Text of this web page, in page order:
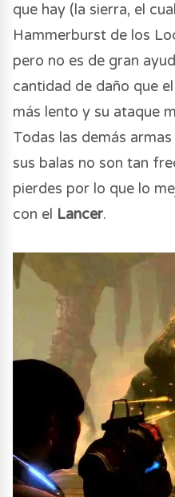
que hay (la sierra, el
Hammerburst de los
pero no es de gran
cantidad de daño que el
más lento y su ataque
Todas las demás
sus balas no son tan
pierdes por lo que lo
con el Lancer.